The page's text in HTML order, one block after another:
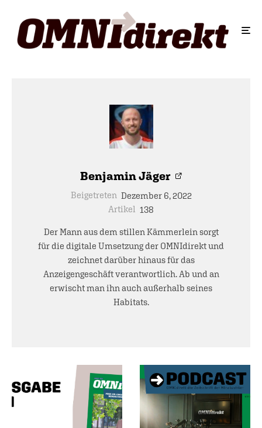
Benjamin Jäger
Beigetreten Dezember 6, 2022
Artikel 138
Der Mann aus dem stillen Kämmerlein sorgt
für die digitale Umsetzung der OMNIdirekt und
zeichnet darüber hinaus für das
Anzeigengeschäft verantwortlich. Ab und an
erwischt man ihn auch außerhalb seines
Habitats.